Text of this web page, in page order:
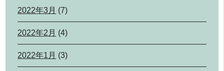
2022年3月 (7)
2022年2月 (4)
2022年1月 (3)